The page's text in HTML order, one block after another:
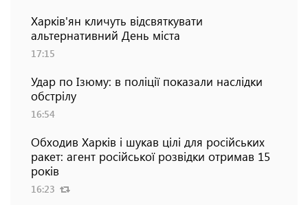
Харків'ян кличуть відсвяткувати
альтернативний День міста
17:15
Удар по Ізюму: в поліції показали наслідки
обстрілу
16:54
Обходив Харків і шукав цілі для російських
ракет: агент російської розвідки отримав 15
років
16:23